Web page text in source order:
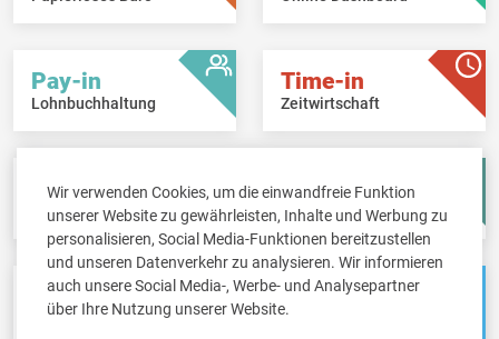
Wir verwenden Cookies, um die einwandfreie Funktion
unserer Website zu gewährleisten, Inhalte und Werbung zu
personalisieren, Social Media-Funktionen bereitzustellen
und unseren Datenverkehr zu analysieren. Wir informieren
auch unsere Social Media-, Werbe- und Analysepartner
über Ihre Nutzung unserer Website.
Pay-in
Lohnbuchhaltung
Time-in
Zeitwirtschaft
Fisc-in
Steuererklärungen
Account-in
Jahresabschlüsse
Pos-in
Kassensystem
Net-in
Webshops &